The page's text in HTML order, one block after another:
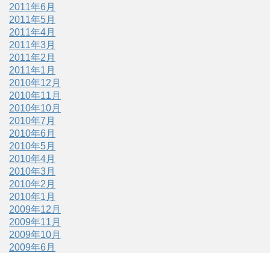
2011年6月
2011年5月
2011年4月
2011年3月
2011年2月
2011年1月
2010年12月
2010年11月
2010年10月
2010年7月
2010年6月
2010年5月
2010年4月
2010年3月
2010年2月
2010年1月
2009年12月
2009年11月
2009年10月
2009年6月